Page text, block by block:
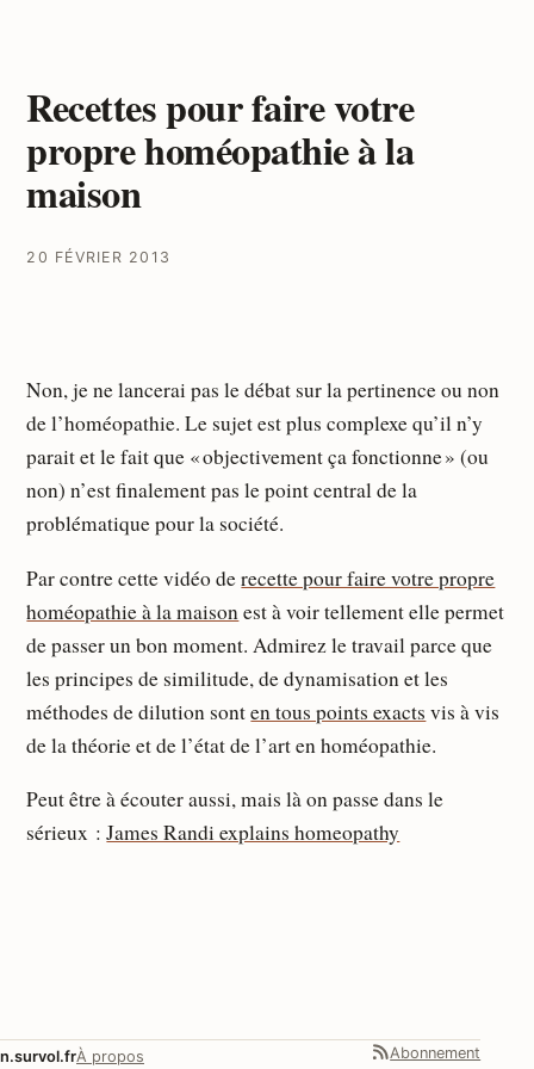
Recettes pour faire votre
propre homéopathie à la
maison
20 FÉVRIER 2013
Non, je ne lancerai pas le débat sur la pertinence ou non
de l’homéopathie. Le sujet est plus complexe qu’il n’y
parait et le fait que « objectivement ça fonctionne » (ou
non) n’est finalement pas le point central de la
problématique pour la société.
Par contre cette vidéo derecette pour faire votre propre
homéopathie à la maisonest à voir tellement elle permet
de passer un bon moment. Admirez le travail parce que
les principes de similitude, de dynamisation et les
méthodes de dilution sonten tous points exacts vis à vis
de la théorie et de l’état de l’art en homéopathie.
Peut être à écouter aussi, mais là on passe dans le
sérieux :James Randi explains homeopathy
n.survol.frÀ propos Abonnement